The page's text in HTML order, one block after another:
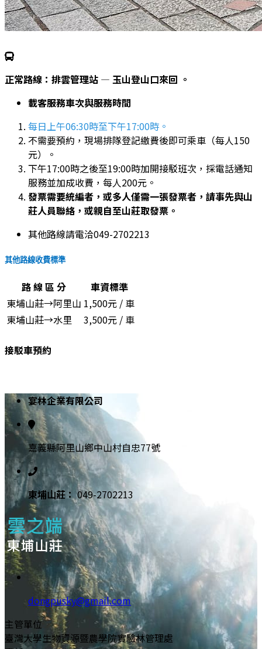
正常路線：排雲管理站 — 玉山登山口來回 。
載客服務車次與服務時間
每日上午06:30時至下午17:00時。
不需要預約，現場排隊登記繳費後即可乘車（每人150
元）。
下午17:00時之後至19:00時加開接駁班次，採電話通知
服務並加成收費，每人200元。
發票需要統編者，或多人僅需一張發票者，請事先與山
莊人員聯絡，或親自至山莊取發票。
其他路線請電洽049-2702213
其他路線收費標準
路 線 區 分
車資標準
東埔山莊→阿里山 1,500元 / 車
東埔山莊→水里
3,500元 / 車
接駁車預約
宴林企業有限公司
嘉義縣阿里山鄉中山村自忠77號
東埔⼭莊：049-2702213
dongpusky@gmail.com
主管單位
臺灣大學生物資源暨農學院實驗林管理處